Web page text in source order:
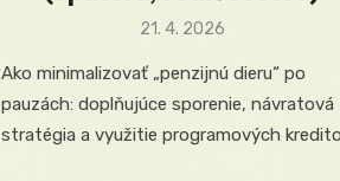
Posted
21. 4. 2026
Ako minimalizovať „penzijnú dieru“ po
pauzách: doplňujúce sporenie, návratová
stratégia a využitie programových